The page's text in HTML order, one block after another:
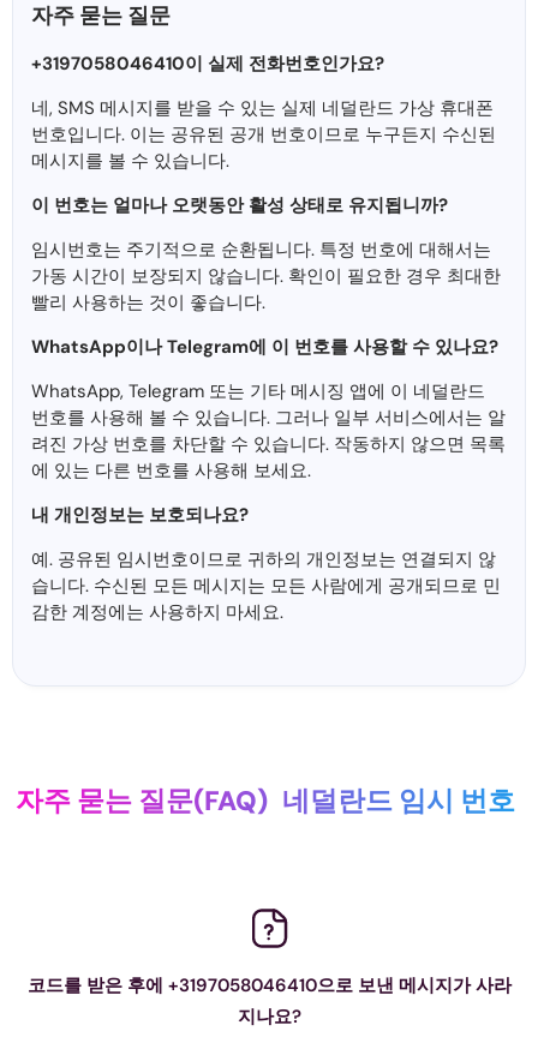
자주 묻는 질문
+3197058046410이 실제 전화번호인가요?
네, SMS 메시지를 받을 수 있는 실제 네덜란드 가상 휴대폰
번호입니다. 이는 공유된 공개 번호이므로 누구든지 수신된
메시지를 볼 수 있습니다.
이 번호는 얼마나 오랫동안 활성 상태로 유지됩니까?
임시번호는 주기적으로 순환됩니다. 특정 번호에 대해서는
가동 시간이 보장되지 않습니다. 확인이 필요한 경우 최대한
빨리 사용하는 것이 좋습니다.
WhatsApp이나 Telegram에 이 번호를 사용할 수 있나요?
WhatsApp, Telegram 또는 기타 메시징 앱에 이 네덜란드
번호를 사용해 볼 수 있습니다. 그러나 일부 서비스에서는 알
려진 가상 번호를 차단할 수 있습니다. 작동하지 않으면 목록
에 있는 다른 번호를 사용해 보세요.
내 개인정보는 보호되나요?
예. 공유된 임시번호이므로 귀하의 개인정보는 연결되지 않
습니다. 수신된 모든 메시지는 모든 사람에게 공개되므로 민
감한 계정에는 사용하지 마세요.
자주 묻는 질문(FAQ) 네덜란드 임시 번호
코드를 받은 후에 +3197058046410으로 보낸 메시지가 사라
지나요?